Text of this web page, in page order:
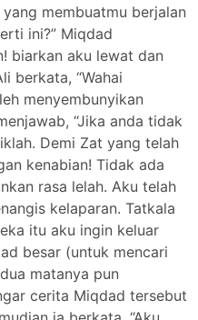
membuatmu berjalan
ini?” Miqdad
biarkan aku lewat dan
berkata, “Wahai
menyembunyikan
“Jika anda tidak
Demi Zat yang telah
kenabian! Tidak ada
rasa lelah. Aku telah
kelaparan. Tatkala
itu aku ingin keluar
besar (untuk mencari
matanya pun
cerita Miqdad tersebut